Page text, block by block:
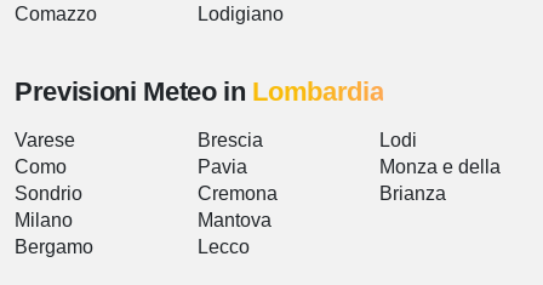
Comazzo
Lodigiano
Previsioni Meteo in Lombardia
Varese
Como
Sondrio
Milano
Bergamo
Brescia
Pavia
Cremona
Mantova
Lecco
Lodi
Monza e della
Brianza